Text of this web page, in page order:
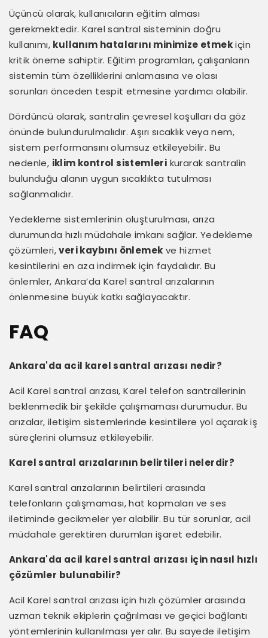
Üçüncü olarak, kullanıcıların eğitim alması
gerekmektedir. Karel santral sisteminin doğru
kullanımı, kullanım hatalarını minimize etmekiçin
kritik öneme sahiptir. Eğitim programları, çalışanların
sistemin tüm özelliklerini anlamasına ve olası
sorunları önceden tespit etmesine yardımcı olabilir.
Dördüncü olarak, santralin çevresel koşulları da göz
önünde bulundurulmalıdır. Aşırı sıcaklık veya nem,
sistem performansını olumsuz etkileyebilir. Bu
nedenle, iklim kontrol sistemleri kurarak santralin
bulunduğu alanın uygun sıcaklıkta tutulması
sağlanmalıdır.
Yedekleme sistemlerinin oluşturulması, arıza
durumunda hızlı müdahale imkanı sağlar. Yedekleme
çözümleri,veri kaybını önlemek ve hizmet
kesintilerini en aza indirmek için faydalıdır. Bu
önlemler, Ankara’da Karel santral arızalarının
önlenmesine büyük katkı sağlayacaktır.
FAQ
Ankara'da acil karel santral arızası nedir?
Acil Karel santral arızası, Karel telefon santrallerinin
beklenmedik bir şekilde çalışmaması durumudur. Bu
arızalar, iletişim sistemlerinde kesintilere yol açarak iş
süreçlerini olumsuz etkileyebilir.
Karel santral arızalarının belirtileri nelerdir?
Karel santral arızalarının belirtileri arasında
telefonların çalışmaması, hat kopmaları ve ses
iletiminde gecikmeler yer alabilir. Bu tür sorunlar, acil
müdahale gerektiren durumları işaret edebilir.
Ankara'da acil karel santral arızası için nasıl hızlı
çözümler bulunabilir?
Acil Karel santral arızası için hızlı çözümler arasında
uzman teknik ekiplerin çağrılması ve geçici bağlantı
yöntemlerinin kullanılması yer alır. Bu sayede iletişim